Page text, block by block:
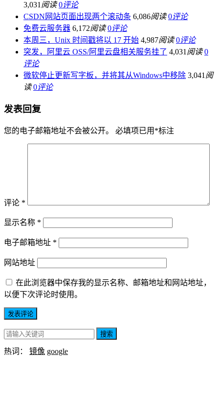
3,031 阅读 0评论
CSDN网站页面出现两个滚动条 6,086阅读 0评论
免费云服务器 6,172阅读 0评论
本周三，Unix 时间戳将以 17 开始 4,987阅读 0评论
突发，阿里云 OSS/阿里云盘相关服务挂了 4,031 阅读 0
评论
微软停止更新写字板，并将其从Windows中移除 3,041 阅
读 0评论
发表回复
您的电子邮箱地址不会被公开。 必填项已用 *标注
评论 *
显示名称 *
电子邮箱地址 *
网站地址
在此浏览器中保存我的显示名称、邮箱地址和网站地址，
以便下次评论时使用。
搜索
热词： 镜像 google